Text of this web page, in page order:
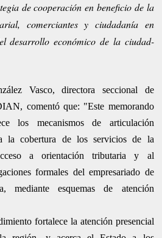
de cooperación en beneficio de la
comerciantes y ciudadanía en
desarrollo económico de la ciudad-
Vasco, directora seccional de
comentó que: "Este memorando
los mecanismos de articulación
la cobertura de los servicios de la
a orientación tributaria y al
formales del empresariado de
mediante esquemas de atención
fortalece la atención presencial